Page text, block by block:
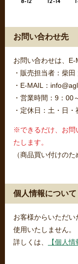
お問い合わせ先
お問い合わせは、E-
・販売担当者：柴田
・E-MAIL：
・営業時間：9：00
・定休日：土・日・
※できるだけ、お問
たします。
（商品買い付けの
個人情報について
お客様からいただ
使用いたしません。
詳しくは、
【個人